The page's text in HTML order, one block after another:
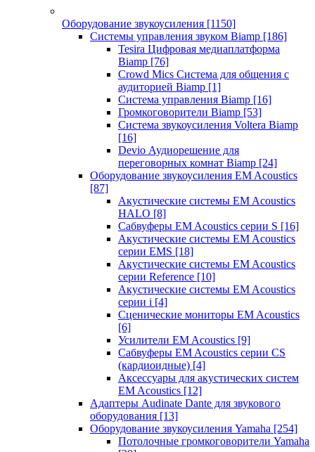
Оборудование звукоусиления [1150]
Системы управления звуком Biamp [186]
Tesira Цифровая медиаплатформа
Biamp [76]
Crowd Mics Система для общения с
аудиторией Biamp [1]
Система управления Biamp [16]
Громкоговорители Biamp [53]
Система звукоусиления Voltera Biamp
[16]
Devio Аудиорешение для
переговорных комнат Biamp [24]
Оборудование звукоусиления EM Acoustics
[87]
Акустические системы EM Acoustics
HALO [8]
Сабвуферы EM Acoustics серии S [16]
Акустические системы EM Acoustics
серии EMS [18]
Акустические системы EM Acoustics
серии Reference [10]
Акустические системы EM Acoustics
серии i [4]
Сценические мониторы EM Acoustics
[6]
Усилители EM Acoustics [9]
Сабвуферы EM Acoustics серии CS
(кардиоидные) [4]
Аксессуары для акустических систем
EM Acoustics [12]
Адаптеры Audinate Dante для звукового
оборудования [13]
Оборудование звукоусиления Yamaha [254]
Потолочные громкоговорители Yamaha